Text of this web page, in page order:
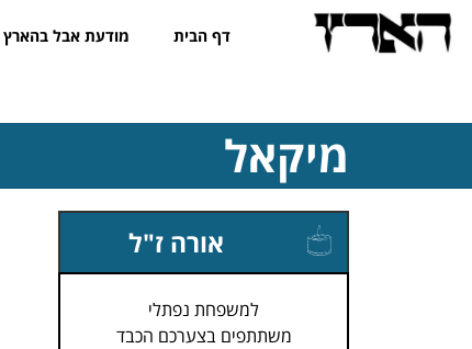
דף הבית מודעת אבל בהארץ
מיקאל
אורה ז"ל
למשפחת נפתלי
משתתפים בצערכם הכבד